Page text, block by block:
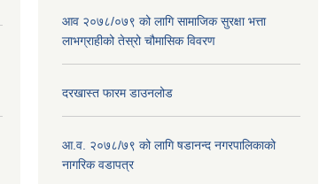
आव २०७८/०७९ को लागि सामाजिक सुरक्षा भत्ता
लाभग्राहीको तेस्रो चौमासिक विवरण
दरखास्त फारम डाउनलोड
आ.व. २०७८/७९ को लागि षडानन्द नगरपालिकाको
नागरिक वडापत्र